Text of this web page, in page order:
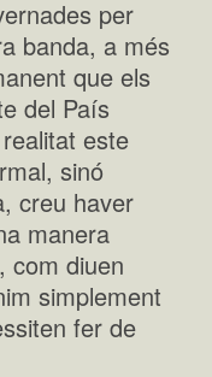
per
banda, a més
que els
del País
este
sinó
creu haver
manera
com diuen
simplement
fer de